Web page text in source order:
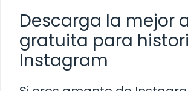
Descarga la mejor
gratuita para
Instagram